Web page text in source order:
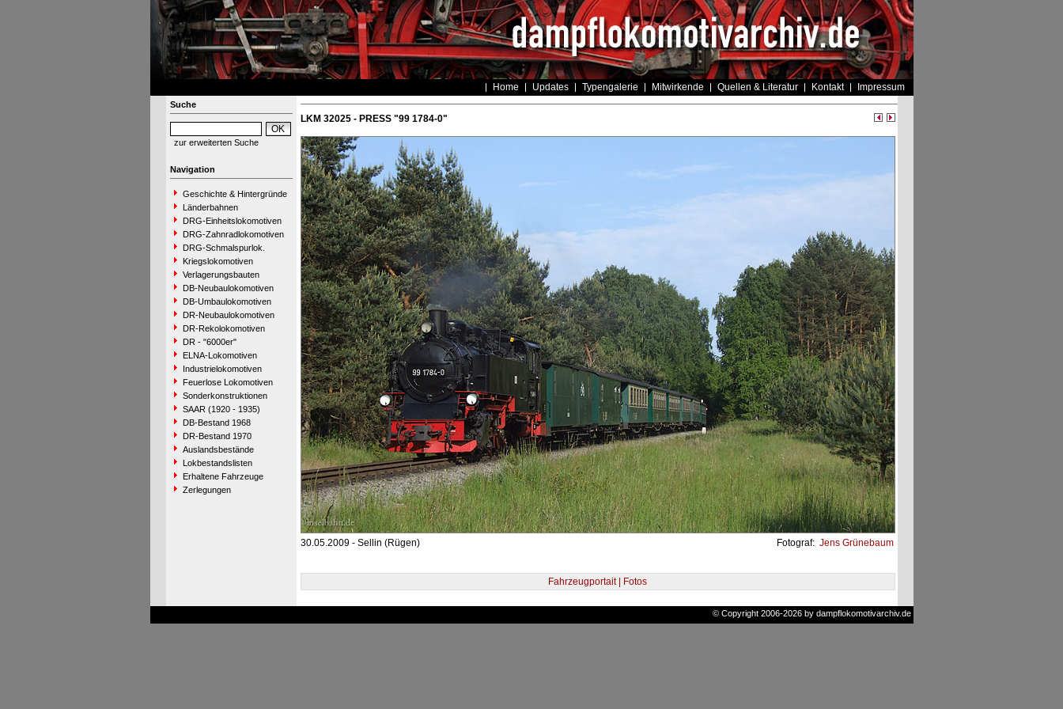
Home Updates Typengalerie Mitwirkende Quellen & Literatur Kontakt Impressum
Suche
zur erweiterten Suche
Navigation
Geschichte & Hintergründe
Länderbahnen
DRG-Einheitslokomotiven
DRG-Zahnradlokomotiven
DRG-Schmalspurlok.
Kriegslokomotiven
Verlagerungsbauten
DB-Neubaulokomotiven
DB-Umbaulokomotiven
DR-Neubaulokomotiven
DR-Rekolokomotiven
DR - "6000er"
ELNA-Lokomotiven
Industrielokomotiven
Feuerlose Lokomotiven
Sonderkonstruktionen
SAAR (1920 - 1935)
DB-Bestand 1968
DR-Bestand 1970
Auslandsbestände
Lokbestandslisten
Erhaltene Fahrzeuge
Zerlegungen
LKM 32025 - PRESS "99 1784-0"
30.05.2009 - Sellin (Rügen) Fotograf: Jens Grünebaum
Fahrzeugportait | Fotos
© Copyright 2006-2026 by dampflokomotivarchiv.de